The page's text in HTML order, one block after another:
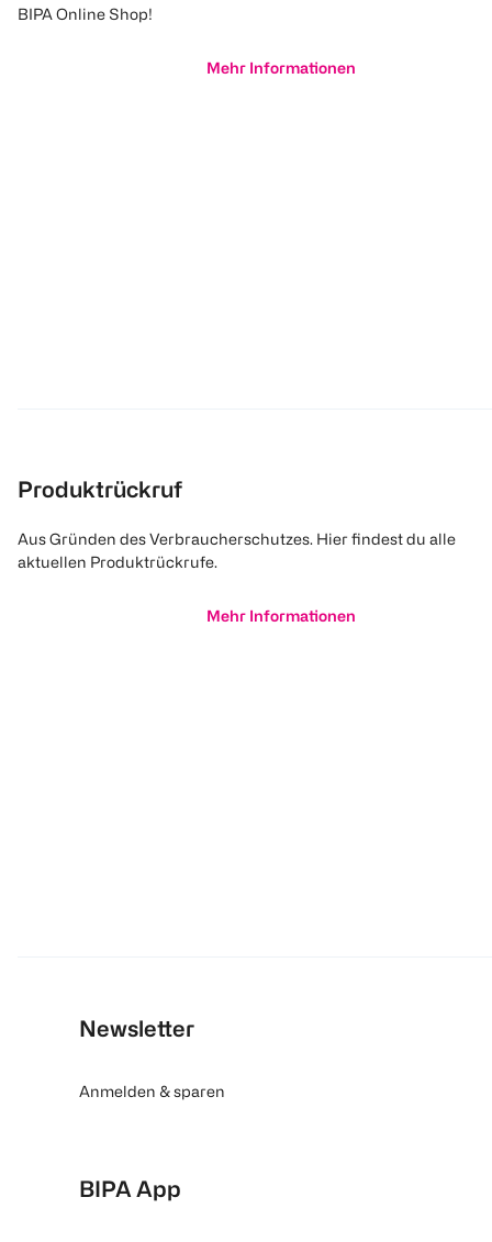
BIPA Online Shop!
Mehr Informationen
Produktrückruf
Aus Gründen des Verbraucherschutzes. Hier findest du alle
aktuellen Produktrückrufe.
Mehr Informationen
Newsletter
Anmelden & sparen
BIPA App